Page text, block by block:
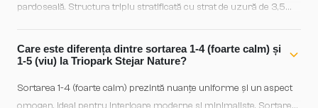
pardoseală. Structura triplu stratificată cu strat de uzură de 3,5
căldurii, fără riscul deformării lemnului. Recomandăm o
temperatură a suprafeței de maxim 27°C și o creștere treptată a
Care este diferența dintre sortarea 1-4 (foarte calm) și
1-5 (viu) la Triopark Stejar Nature?
Sortarea 1-4 (foarte calm) prezintă nuanțe uniforme și un aspect
omogen, ideal pentru interioare moderne și minimaliste. Sortarea